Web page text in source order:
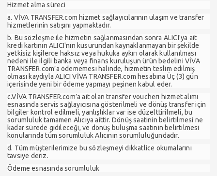
Hizmet alma süreci
a. VİVA TRANSFER.com hizmet sağlayıcılarının ulaşım ve transfer
hizmetlerinin satışını yapmaktadır.
b. Bu sözleşme ile hizmetin sağlanmasından sonra ALICI'ya ait
kredi kartının ALICI'nın kusurundan kaynaklanmayan bir şekilde
yetkisiz kişilerce haksız veya hukuka aykırı olarak kullanılması
nedeni ile ilgili banka veya finans kuruluşun ürün bedelini VİVA
TRANSFER.com’a ödememesi halinde, hizmetin teslim edilmiş
olması kaydıyla ALICI VİVA TRANSFER.com hesabına Üç (3) gün
içerisinde yeni bir ödeme yapmayı peşinen kabul eder.
c.VİVA TRANSFER.com’a ait olan transfer voucherı hizmet alımı
esnasında servis sağlayıcısına gösterilmeli ve dönüş transfer için
bilgiler kontrol edilmeli, yanlışlıklar var ise düzelttirilmeli, bu
sorumluluk tamamen Alıcıya aittir. Dönüş saatinin belirtilmesi ne
kadar sürede gidileceği, ve dönüş buluşma saatinin belirtilmesi
konularında tüm sorumluluk Alıcının sorumluluğundadır.
d. Tüm müşterilerimize bu sözleşmeyi dikkatlice okumalarını
tavsiye deriz.
Ödeme esnasında sorumluluk